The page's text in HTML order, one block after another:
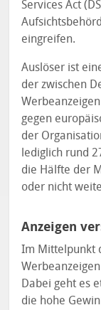
Services Act
eingreifen.
Auslöser ist
der zwischen
gegen
der
lediglich rund
die Hälfte der
oder nicht
Anzeigen
Im Mittelpunkt
Dabei geht es
die hohe